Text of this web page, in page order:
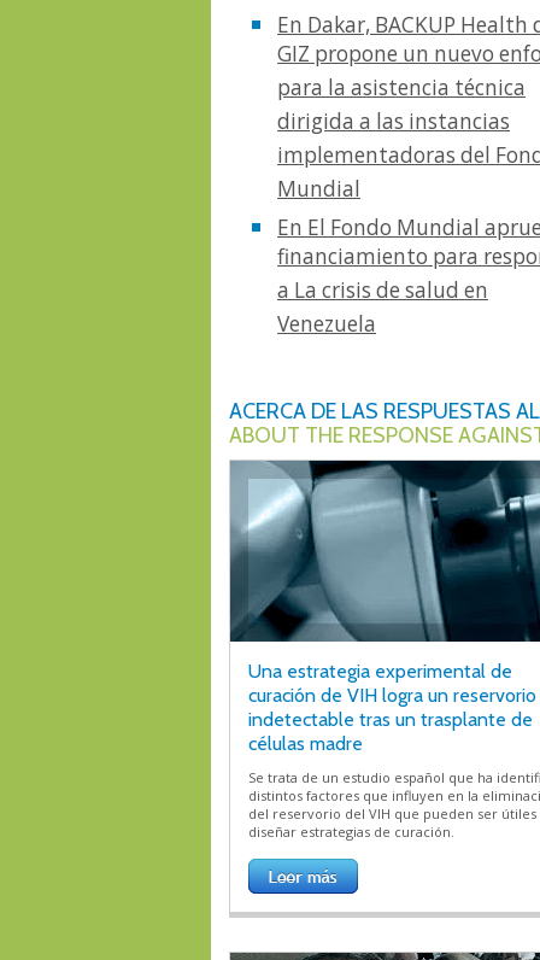
En Dakar, BACKUP Health
GIZ propone un nuevo
para la asistencia técnica
dirigida a las instancias
implementadoras del
Mundial
En El Fondo Mundial
financiamiento para
a La crisis de salud en
Venezuela
ACERCA DE LAS RESPUESTAS
ABOUT THE RESPONSE
Una estrategia experimental de
curación de VIH logra un
indetectable tras un trasplante de
células madre
Se trata de un estudio español que ha
distintos factores que influyen en la
del reservorio del VIH que pueden ser útiles
diseñar estrategias de curación.